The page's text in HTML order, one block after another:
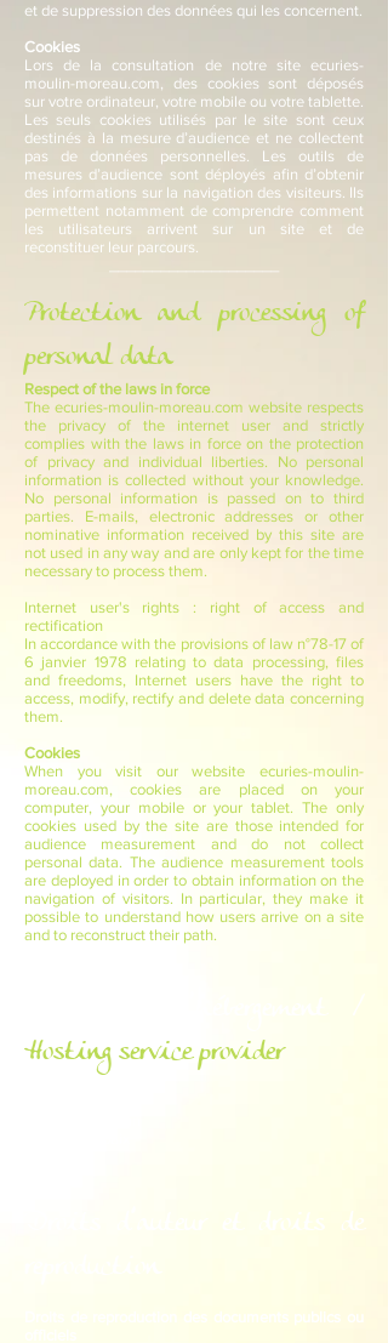
et de suppression des données qui les concernent.
Cookies
Lors de la consultation de notre site ecuries-
moulin-moreau.com, des cookies sont déposés
sur votre ordinateur, votre mobile ou votre tablette.
Les seuls cookies utilisés par le site sont ceux
destinés à la mesure d’audience et ne collectent
pas de données personnelles. Les outils de
mesures d’audience sont déployés afin d’obtenir
des informations sur la navigation des visiteurs. Ils
permettent notamment de comprendre comment
les utilisateurs arrivent sur un site et de
reconstituer leur parcours.
Protection and processing of
personal data
Respect of the laws in force
The ecuries-moulin-moreau.com website respects
the privacy of the internet user and strictly
complies with the laws in force on the protection
of privacy and individual liberties. No personal
information is collected without your knowledge.
No personal information is passed on to third
parties. E-mails, electronic addresses or other
nominative information received by this site are
not used in any way and are only kept for the time
necessary to process them.
Internet user's rights : right of access and
rectification
In accordance with the provisions of law n°78-17 of
6 janvier 1978 relating to data processing, files
and freedoms, Internet users have the right to
access, modify, rectify and delete data concerning
them.
Cookies
When you visit our website ecuries-moulin-
moreau.com, cookies are placed on your
computer, your mobile or your tablet. The only
cookies used by the site are those intended for
audience measurement and do not collect
personal data. The audience measurement tools
are deployed in order to obtain information on the
navigation of visitors. In particular, they make it
possible to understand how users arrive on a site
and to reconstruct their path.
Hosting service provider
Droits d’auteur et droits de
Droits de reproduction des documents publics ou